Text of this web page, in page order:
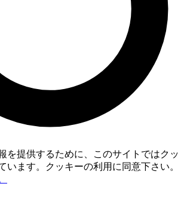
を提供するために、このサイトではクッ
います。クッキーの利用に同意下さい。